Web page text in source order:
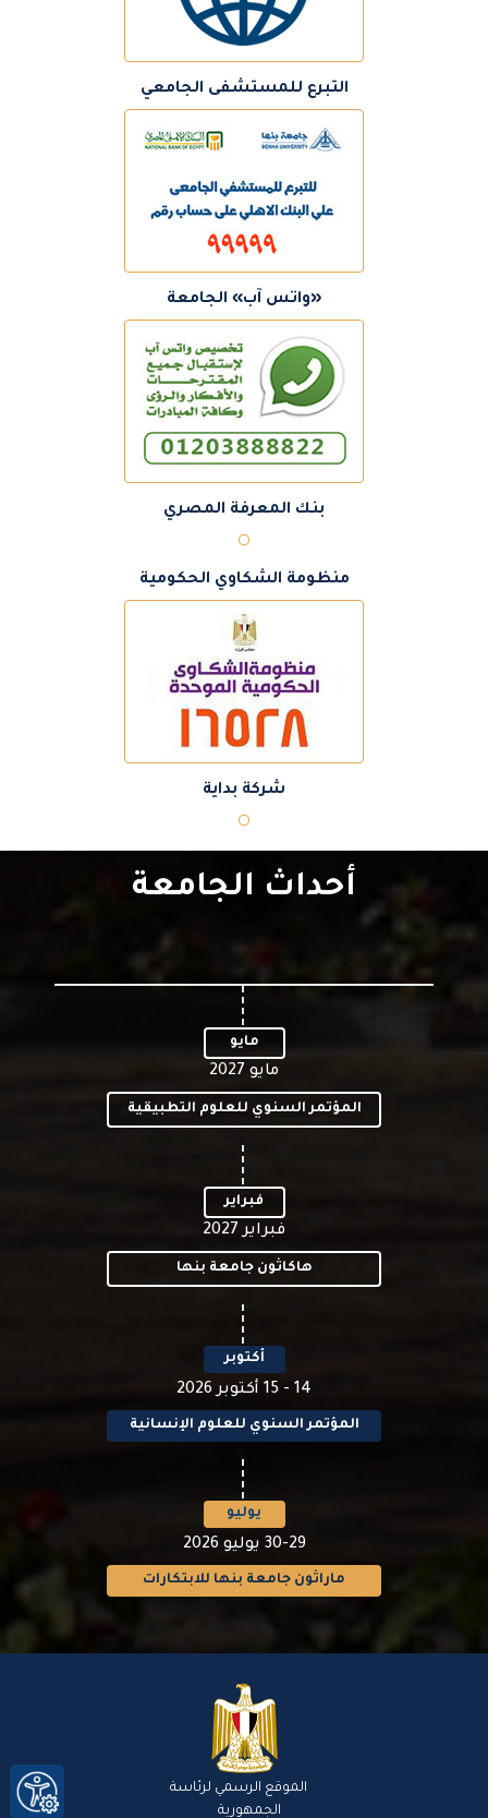
التبرع للمستشفى الجامعي
«واتس آب» الجامعة
بنك المعرفة المصري
منظومة الشكاوي الحكومية
أحداث الجامعة
مايو
مايو 2027
المؤتمر السنوي للعلوم التطبيقية
فبراير
فبراير 2027
هاكاثون جامعة بنها
المؤتمر السنوي للعلوم الإنسانية
يوليو